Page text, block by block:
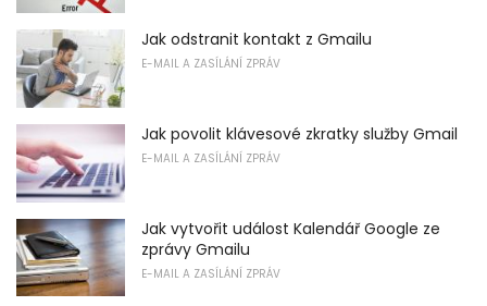
Jak odstranit kontakt z Gmailu
E-MAIL A ZASÍLÁNÍ ZPRÁV
Jak povolit klávesové zkratky služby Gmail
E-MAIL A ZASÍLÁNÍ ZPRÁV
Jak vytvořit událost Kalendář Google ze
zprávy Gmailu
E-MAIL A ZASÍLÁNÍ ZPRÁV